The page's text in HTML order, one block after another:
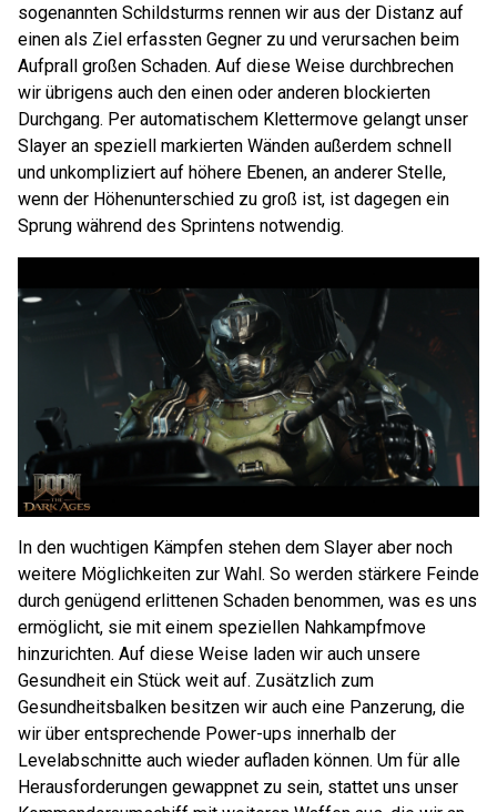
sogenannten Schildsturms rennen wir aus der Distanz auf
einen als Ziel erfassten Gegner zu und verursachen beim
Aufprall großen Schaden. Auf diese Weise durchbrechen
wir übrigens auch den einen oder anderen blockierten
Durchgang. Per automatischem Klettermove gelangt unser
Slayer an speziell markierten Wänden außerdem schnell
und unkompliziert auf höhere Ebenen, an anderer Stelle,
wenn der Höhenunterschied zu groß ist, ist dagegen ein
Sprung während des Sprintens notwendig.
In den wuchtigen Kämpfen stehen dem Slayer aber noch
weitere Möglichkeiten zur Wahl. So werden stärkere Feinde
durch genügend erlittenen Schaden benommen, was es uns
ermöglicht, sie mit einem speziellen Nahkampfmove
hinzurichten. Auf diese Weise laden wir auch unsere
Gesundheit ein Stück weit auf. Zusätzlich zum
Gesundheitsbalken besitzen wir auch eine Panzerung, die
wir über entsprechende Power-ups innerhalb der
Levelabschnitte auch wieder aufladen können. Um für alle
Herausforderungen gewappnet zu sein, stattet uns unser